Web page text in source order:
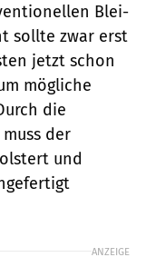
Blei-
sollte zwar erst
jetzt schon
mögliche
die
der
und
ANZEIGE